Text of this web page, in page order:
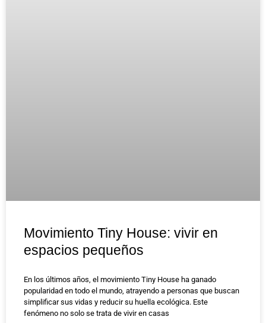
Movimiento Tiny House: vivir en
espacios pequeños
En los últimos años, el movimiento Tiny House ha ganado
popularidad en todo el mundo, atrayendo a personas que buscan
simplificar sus vidas y reducir su huella ecológica. Este
fenómeno no solo se trata de vivir en casas